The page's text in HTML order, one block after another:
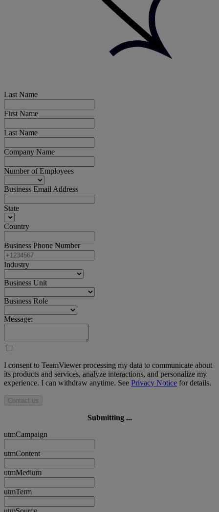
Last Name
First Name
Last Name
Company Name
Number of Employees
Business Email Address
State
Country
Business Phone Number
Industry
Business Unit
Business Role
Message:
I consent to TeamViewer processing my data to communicate about
its products and services, analyze interactions, and personalize my
experience. I can withdraw anytime. See Privacy Notice for details.
Contact us
Submitting ...
utmCampaign
utmContent
utmMedium
utmTerm